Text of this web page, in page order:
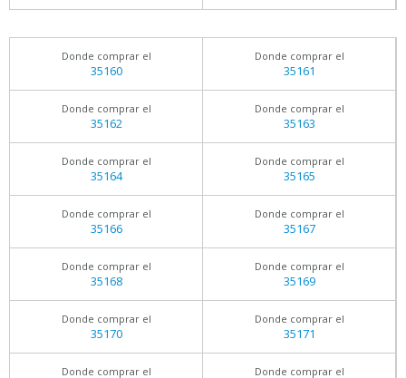
Donde comprar el
35160
Donde comprar el
35161
Donde comprar el
35162
Donde comprar el
35163
Donde comprar el
35164
Donde comprar el
35165
Donde comprar el
35166
Donde comprar el
35167
Donde comprar el
35168
Donde comprar el
35169
Donde comprar el
35170
Donde comprar el
35171
Donde comprar el Donde comprar el